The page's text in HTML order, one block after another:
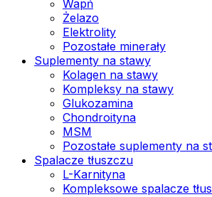
Wapń
Żelazo
Elektrolity
Pozostałe minerały
Suplementy na stawy
Kolagen na stawy
Kompleksy na stawy
Glukozamina
Chondroityna
MSM
Pozostałe suplementy na
Spalacze tłuszczu
L-Karnityna
Kompleksowe spalacze